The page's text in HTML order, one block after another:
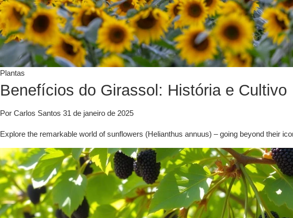
Plantas
Benefícios do Girassol: História e Cultivo
Por Carlos Santos 31 de janeiro de 2025
Explore the remarkable world of sunflowers (Helianthus annuus) – going beyond their